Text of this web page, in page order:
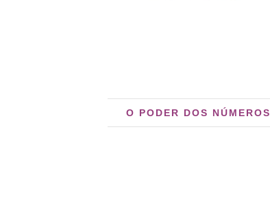
O PODER DOS NÚMEROS